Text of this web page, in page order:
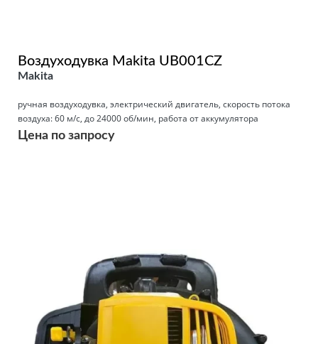
Воздуходувка Makita UB001CZ
Makita
ручная воздуходувка, электрический двигатель, скорость потока
воздуха: 60 м/с, до 24000 об/мин, работа от аккумулятора
Цена по запросу